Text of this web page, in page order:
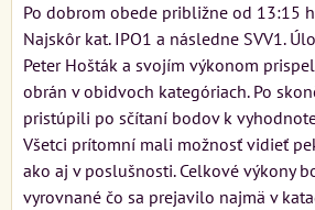
Po dobrom obede približne od 13:15
Najskôr kat. IPO1 a následne SVV1.
Peter Hošták a svojím výkonom
obrán v obidvoch kategóriach. Po
pristúpili po sčítaní bodov k
Všetci prítomní mali možnosť vidieť
ako aj v poslušnosti. Celkové výkony
vyrovnané čo sa prejavilo najmä v